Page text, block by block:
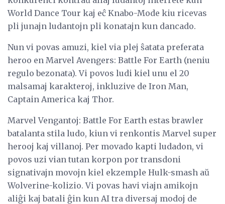
World Dance Tour kaj eĉ Knabo-Mode kiu ricevas
pli junajn ludantojn pli konatajn kun dancado.
Nun vi povas amuzi, kiel via plej ŝatata preferata
heroo en Marvel Avengers: Battle For Earth (neniu
regulo bezonata). Vi povos ludi kiel unu el 20
malsamaj karakteroj, inkluzive de Iron Man,
Captain America kaj Thor.
Marvel Vengantoj: Battle For Earth estas brawler
batalanta stila ludo, kiun vi renkontis Marvel super
herooj kaj villanoj. Per movado kapti ludadon, vi
povos uzi vian tutan korpon por transdoni
signativajn movojn kiel ekzemple Hulk-smash aŭ
Wolverine-kolizio. Vi povas havi viajn amikojn
aliĝi kaj batali ĝin kun AI tra diversaj modoj de